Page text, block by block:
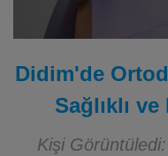
Didim'de
Sağlıklı
Kişi